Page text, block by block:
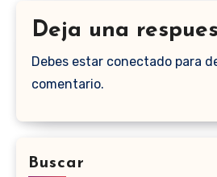
Deja una
Debes estar conectado para
comentario.
Buscar